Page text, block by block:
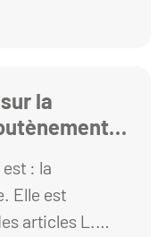
la
: la
Elle est
articles L.